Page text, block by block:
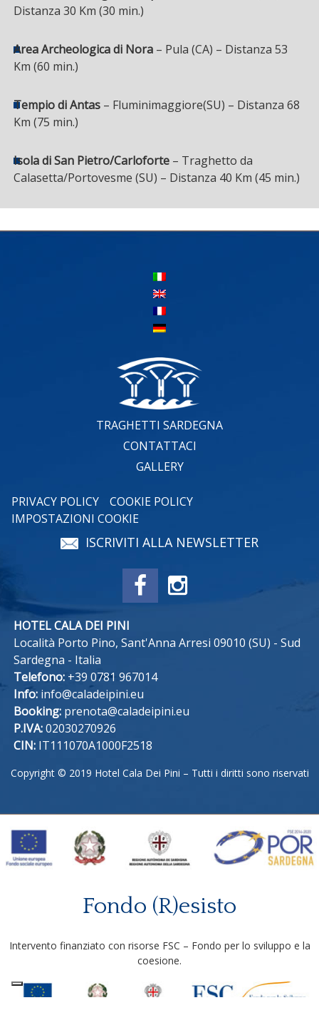
Distanza 30 Km (30 min.)
Area Archeologica di Nora – Pula (CA) – Distanza 53
Km (60 min.)
Tempio di Antas – Fluminimaggiore(SU) – Distanza 68
Km (75 min.)
Isola di San Pietro/Carloforte – Traghetto da
Calasetta/Portovesme (SU) – Distanza 40 Km (45 min.)
TRAGHETTI SARDEGNA
CONTATTACI
GALLERY
PRIVACY POLICY
COOKIE POLICY
IMPOSTAZIONI COOKIE
ISCRIVITI ALLA NEWSLETTER
HOTEL CALA DEI PINI
Località Porto Pino, Sant'Anna Arresi 09010 (SU) - Sud
Sardegna - Italia
Telefono: +39 0781 967014
Info: info@caladeipini.eu
Booking: prenota@caladeipini.eu
P.IVA:02030270926
CIN: IT111070A1000F2518
Copyright © 2019 Hotel Cala Dei Pini – Tutti i diritti sono riservati
Fondo (R)esisto
Intervento finanziato con risorse FSC – Fondo per lo sviluppo e la
coesione.